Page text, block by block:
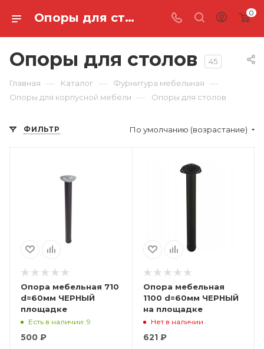
Опоры для столов: прочность и стиль — купить по выгодной цене в интернет‑магазине I Мебельные запчасти 0
Опоры для столов 45
Главная — Каталог — Фурнитура мебельная —
Опоры для корпусной мебели — Опоры для столов
ФИЛЬТР По умолчанию (возрастание)
Опора мебельная 710
d=60мм ЧЕРНЫЙ
площадке
Есть в наличии: 9
500 ₽
Опора мебельная
1100 d=60мм ЧЕРНЫЙ
на площадке
Нет в наличии
621₽